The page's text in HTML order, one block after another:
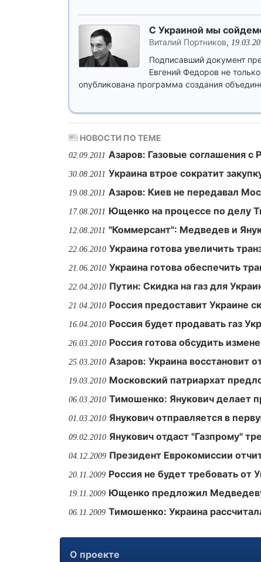
С Украиной мы
Виталий Портников,
Подписавший документ
Евгений Федоров не
опубликована программа создания
НОВОСТИ ПО ТЕМЕ
02.09.2011 Азаров: Газовые соглашения с
30.08.2011 Украина втрое сократит
19.08.2011 Азаров: Киев не передавал
17.08.2011 Ющенко на процессе по делу
12.08.2011 "Коммерсант": Медведев и
22.06.2010 Украина готова увеличить
21.06.2010 Украина готова обеспечить
22.04.2010 Путин: Скидка на газ для
21.04.2010 Россия предоставит Украине
16.04.2010 Россия будет продавать газ
26.03.2010 Россия готова обсудить
25.03.2010 Азаров: Украина восстановит
19.03.2010 Московский патриархат
06.03.2010 Тимошенко: Янукович делает
01.03.2010 Янукович отправляется в
09.02.2010 Янукович отдаст "Газпрому"
04.12.2009 Президент Еврокомиссии
20.11.2009 Россия не будет требовать от
19.11.2009 Ющенко предложил
06.11.2009 Тимошенко: Украина
О проекте